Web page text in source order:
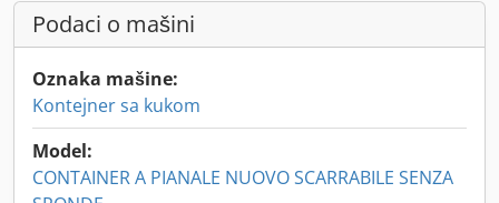
Podaci o mašini
Oznaka mašine:
Kontejner sa kukom
Model:
CONTAINER A PIANALE NUOVO SCARRABILE SENZA